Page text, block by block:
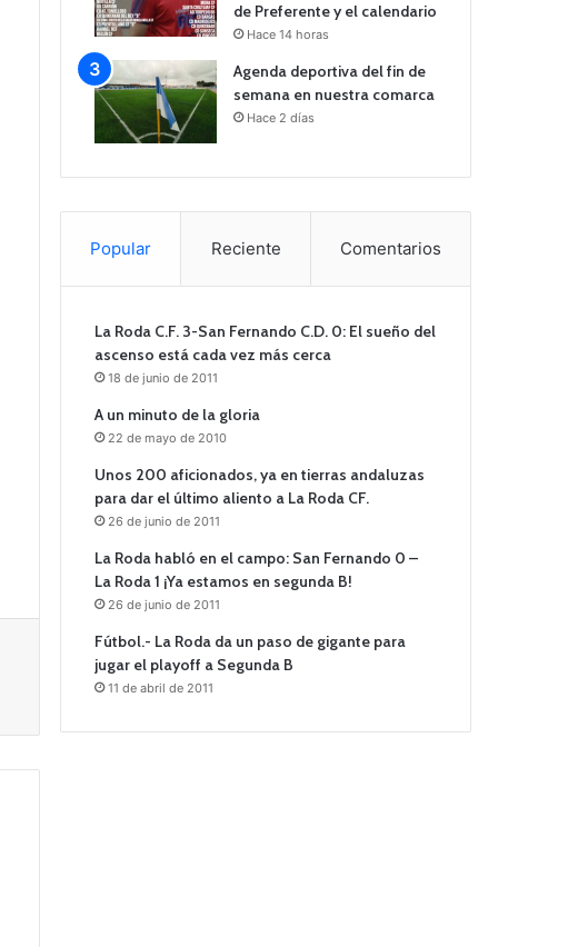
de Preferente y el calendario
Hace 14 horas
Agenda deportiva del fin de
semana en nuestra comarca
Hace 2 días
Popular Reciente Comentarios
La Roda C.F. 3-San Fernando C.D. 0: El sueño del
ascenso está cada vez más cerca
18 de junio de 2011
A un minuto de la gloria
22 de mayo de 2010
Unos 200 aficionados, ya en tierras andaluzas
para dar el último aliento a La Roda CF.
26 de junio de 2011
La Roda habló en el campo: San Fernando 0 –
La Roda 1 ¡Ya estamos en segunda B!
26 de junio de 2011
Fútbol.- La Roda da un paso de gigante para
jugar el playoff a Segunda B
11 de abril de 2011